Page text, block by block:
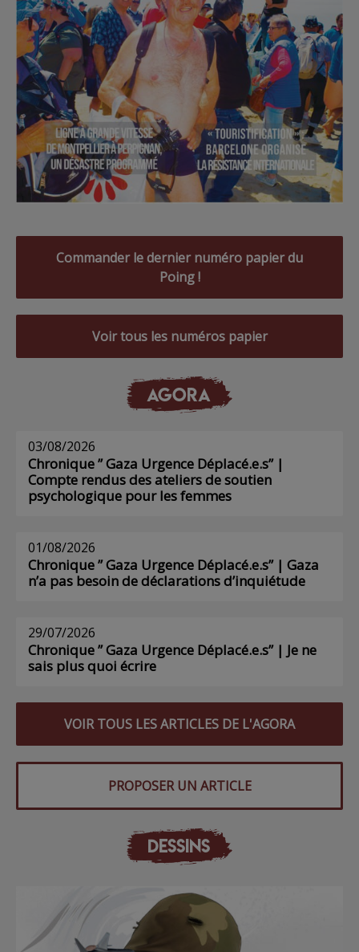
Commander le dernier numéro papier du
Poing !
Voir tous les numéros papier
AGORA
03/08/2026
Chronique ” Gaza Urgence Déplacé.e.s” |
Compte rendus des ateliers de soutien
psychologique pour les femmes
01/08/2026
Chronique ” Gaza Urgence Déplacé.e.s” | Gaza
n’a pas besoin de déclarations d’inquiétude
29/07/2026
Chronique ” Gaza Urgence Déplacé.e.s” | Je ne
sais plus quoi écrire
VOIR TOUS LES ARTICLES DE L'AGORA
PROPOSER UN ARTICLE
DESSINS